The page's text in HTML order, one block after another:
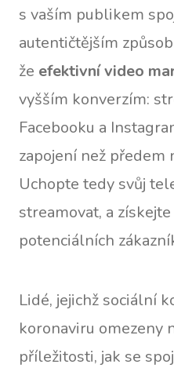
s vaším publikem
autentičtějším
že efektivní video
vyšším konverzím:
Facebooku a
zapojení než předem
Uchopte tedy svůj
streamovat, a
potenciálních
Lidé, jejichž sociální
koronaviru omezeny
příležitosti, jak se